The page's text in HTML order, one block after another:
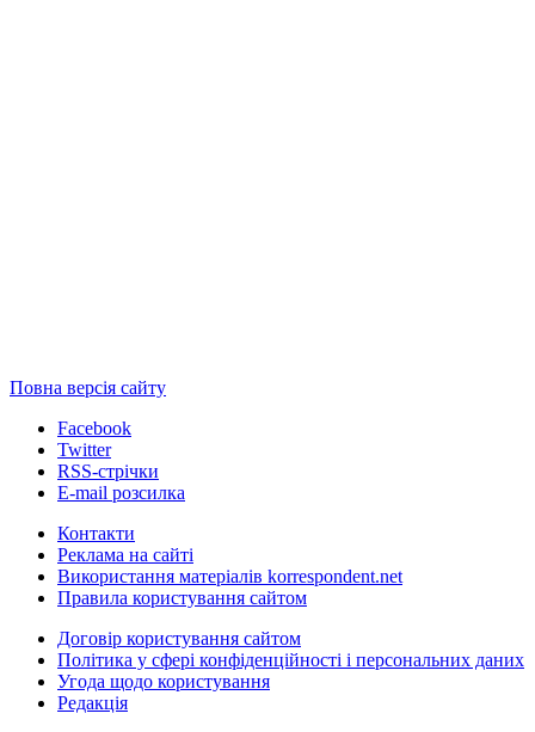
Повна версія сайту
Facebook
Twitter
RSS-стрічки
E-mail розсилка
Контакти
Реклама на сайті
Використання матеріалів korrespondent.net
Правила користування сайтом
Договір користування сайтом
Політика у сфері конфіденційності і персональних даних
Угода щодо користування
Редакція